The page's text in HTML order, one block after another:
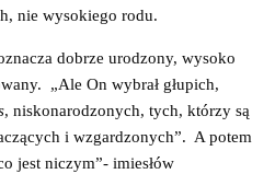
nie wysokiego rodu.
dobrze urodzony, wysoko
„Ale On wybrał głupich,
, niskonarodzonych, tych, którzy są
i wzgardzonych”. A potem
jest niczym”- imiesłów